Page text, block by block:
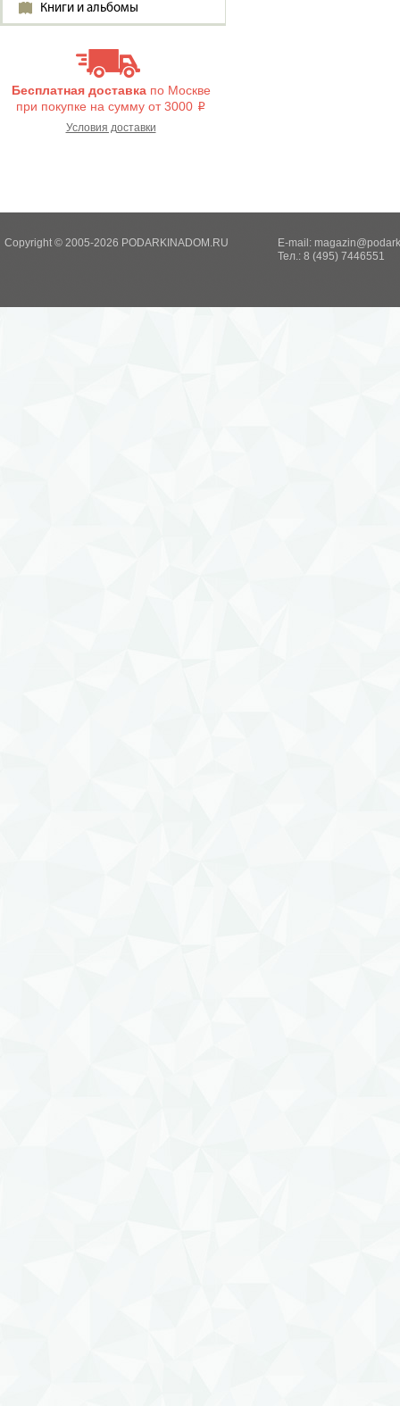
Книги и альбомы
Бесплатная доставкапо Москве
при покупке на сумму от 3000 i
Условия доставки
Copyright © 2005-2026 PODARKINADOM.RU E-mail:
Тел.: 8 (495) 7446551